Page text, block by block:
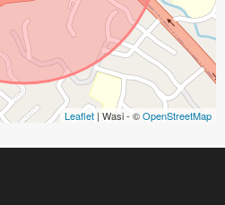
Leaflet | Wasi - ©OpenStreetMap